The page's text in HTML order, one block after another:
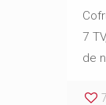
7
de